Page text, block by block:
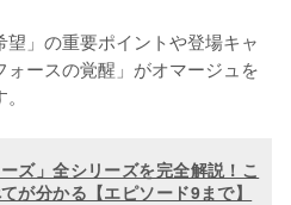
」の重要ポイントや登場キャ
ースの覚醒」がオマージュを
ーズ」全シリーズを完全解説！こ
が分かる【エピソード9まで】